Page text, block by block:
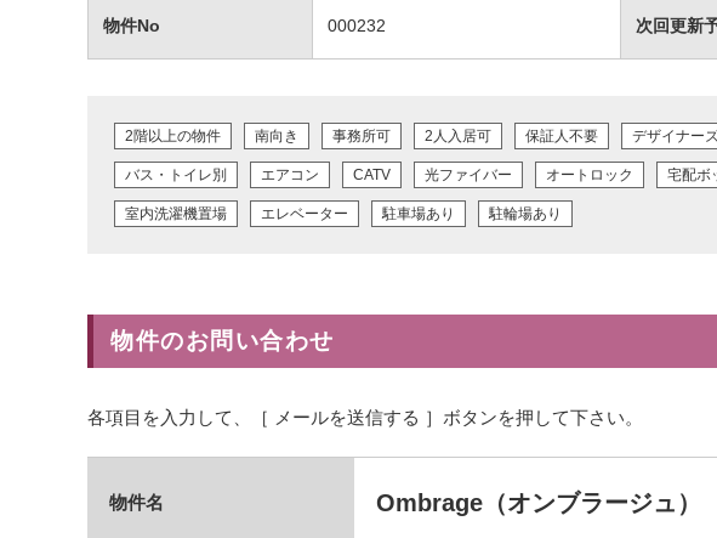
物件No 000232 次回更新
2階以上の物件 南向き 事務所可 2人入居可 保証人不要 デザイナー
バス・トイレ別 エアコン CATV 光ファイバー オートロック 宅配ボ
室内洗濯機置場 エレベーター 駐車場あり 駐輪場あり
物件のお問い合わせ
各項目を入力して、［ メールを送信する ］ボタンを押して下さい。
物件名 Ombrage（オンブラージュ）